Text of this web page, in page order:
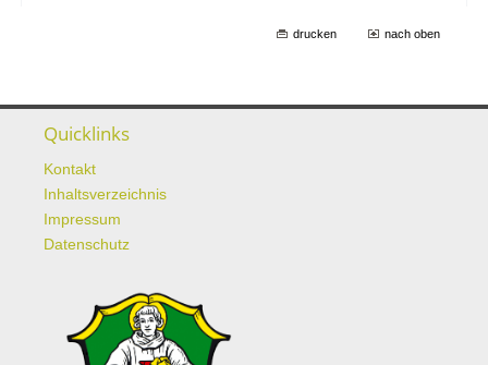
drucken nach oben
Quicklinks
Kontakt
Inhaltsverzeichnis
Impressum
Datenschutz